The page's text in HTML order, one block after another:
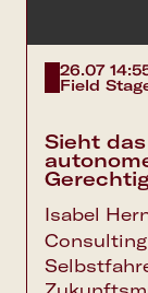
26.07
Field
Sieht
Isabel
Consulting